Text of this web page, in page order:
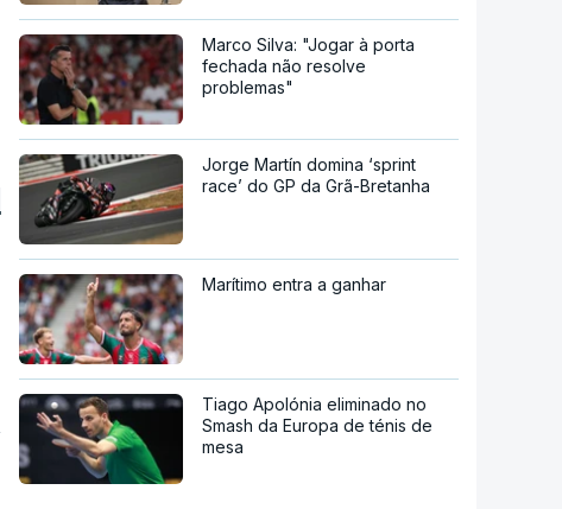
Marco Silva: "Jogar à porta
fechada não resolve
problemas"
Jorge Martín domina ‘sprint
race’ do GP da Grã-Bretanha
Marítimo entra a ganhar
Tiago Apolónia eliminado no
Smash da Europa de ténis de
mesa